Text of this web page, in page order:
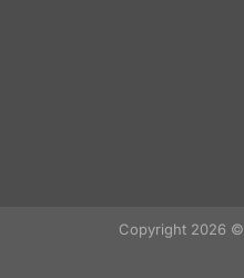
Copyright 2026 ©